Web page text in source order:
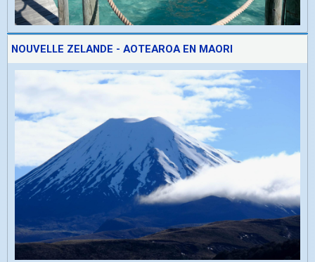
NOUVELLE ZELANDE - AOTEAROA EN MAORI